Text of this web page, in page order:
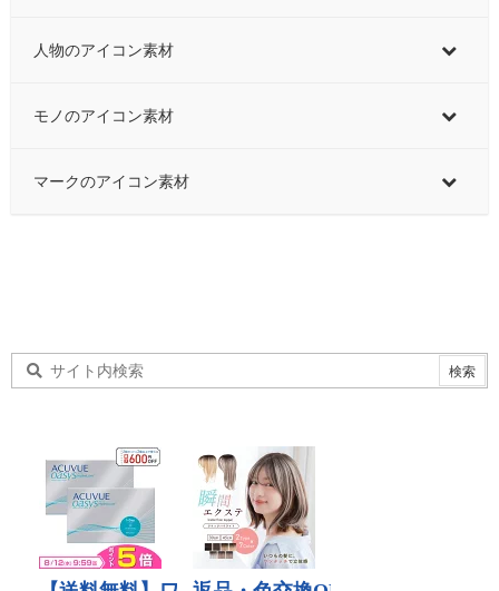
人物のアイコン素材
モノのアイコン素材
マークのアイコン素材